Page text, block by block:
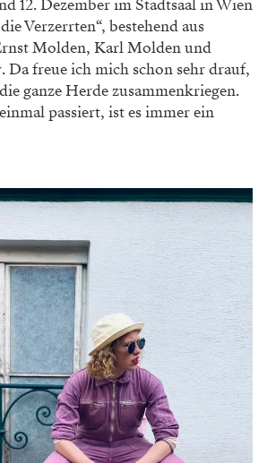
12. Dezember im Stadtsaal in Wien
Verzerrten“, bestehend aus
Molden, Karl Molden und
Da freue ich mich schon sehr drauf,
ganze Herde zusammenkriegen.
passiert, ist es immer ein